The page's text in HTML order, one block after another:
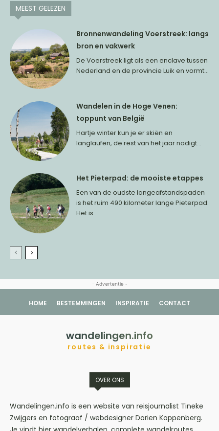
MEEST GELEZEN
Bronnenwandeling Voerstreek: langs
bron en vakwerk
De Voerstreek ligt als een enclave tussen
Nederland en de provincie Luik en vormt...
Wandelen in de Hoge Venen:
toppunt van België
Hartje winter kun je er skiën en
langlaufen, de rest van het jaar nodigt...
Het Pieterpad: de mooiste etappes
Een van de oudste langeafstandspaden
is het ruim 490 kilometer lange Pieterpad.
Het is...
- Advertentie -
HOME BESTEMMINGEN INSPIRATIE CONTACT
wandelingen.info
routes & inspiratie
OVER ONS
Wandelingen.info is een website van reisjournalist Tineke
Zwijgers en fotograaf / webdesigner Dorien Koppenberg.